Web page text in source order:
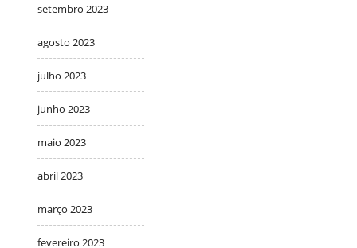
setembro 2023
agosto 2023
julho 2023
junho 2023
maio 2023
abril 2023
março 2023
fevereiro 2023